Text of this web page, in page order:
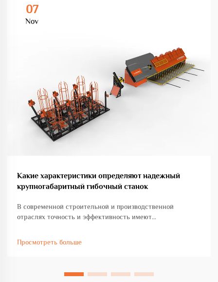
07
Nov
Какие характеристики определяют надежный
крупногабаритный гибочный станок
В современной строительной и производственной
отраслях точность и эффективность имеют
Крупногабаритный гибочный станок представляет собой
Просмотреть больше